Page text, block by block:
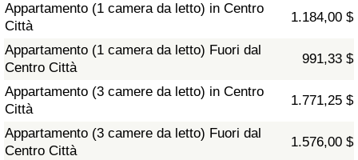
Appartamento (1 camera da letto) in Centro
Città
1.184,00 $
Appartamento (1 camera da letto) Fuori dal
Centro Città
991,33 $
Appartamento (3 camere da letto) in Centro
Città
1.771,25 $
Appartamento (3 camere da letto) Fuori dal
Centro Città
1.576,00 $
Indice Del Costo Della Vita
Indice del Costo della Vita per Nazione
ad Aqaba
Indice del Prezzo delle Case
Indice del Prezzo delle Case per Nazione
Indice della Qualità della Vita (Corrente)
Indice della qualità della vita per Paese
Criminalità
Indice del Tasso di Criminalità (Corrente)